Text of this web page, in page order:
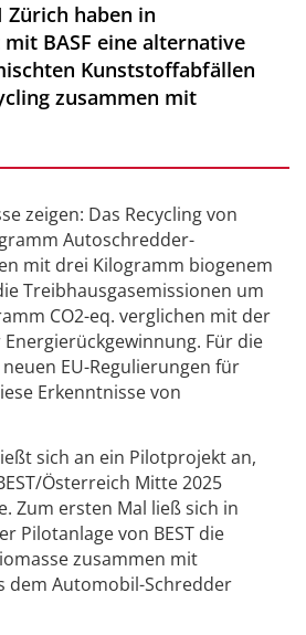
Zürich haben in
BASF eine alternative
Kunststoffabfällen
zusammen mit
zeigen: Das Recycling von
Autoschredder-
mit drei Kilogramm biogenem
Treibhausgasemissionen um
CO2-eq. verglichen mit der
Für die
EU-Regulierungen für
Erkenntnisse von
sich an ein Pilotprojekt an,
Österreich Mitte 2025
Zum ersten Mal ließ sich in
Pilotanlage von BEST die
zusammen mit
dem Automobil-Schredder